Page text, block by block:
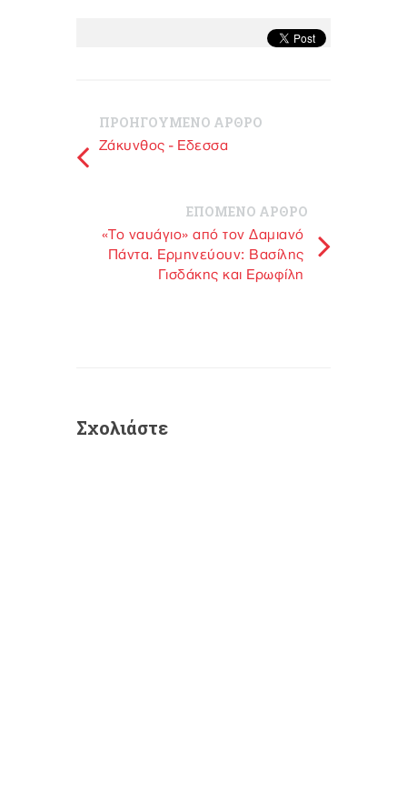
ΠΡΟΗΓΟΥΜΕΝΟ ΑΡΘΡΟ
Ζάκυνθος - Εδεσσα
ΕΠΟΜΕΝΟ ΑΡΘΡΟ
«Το ναυάγιο» από τον Δαμιανό
Πάντα. Ερμηνεύουν: Βασίλης
Γισδάκης και Ερωφίλη
Σχολιάστε